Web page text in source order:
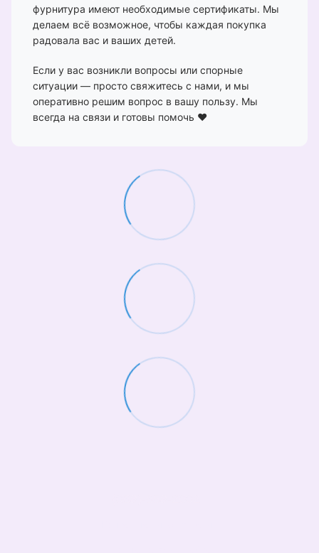
фурнитура имеют необходимые сертификаты. Мы
делаем всё возможное, чтобы каждая покупка
радовала вас и ваших детей.
Если у вас возникли вопросы или спорные
ситуации — просто свяжитесь с нами, и мы
оперативно решим вопрос в вашу пользу. Мы
всегда на связи и готовы помочь ❤️